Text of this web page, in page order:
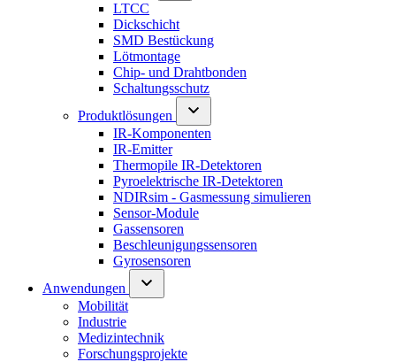
LTCC
Dickschicht
SMD Bestückung
Lötmontage
Chip- und Drahtbonden
Schaltungsschutz
Produktlösungen
IR-Komponenten
IR-Emitter
Thermopile IR-Detektoren
Pyroelektrische IR-Detektoren
NDIRsim - Gasmessung simulieren
Sensor-Module
Gassensoren
Beschleunigungssensoren
Gyrosensoren
Anwendungen
Mobilität
Industrie
Medizintechnik
Forschungsprojekte